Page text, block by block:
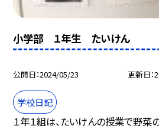
小学部 １年生 たいけん
公開日 2024/05/23 更新日
学校日記
１年１組は、たいけんの授業で野菜